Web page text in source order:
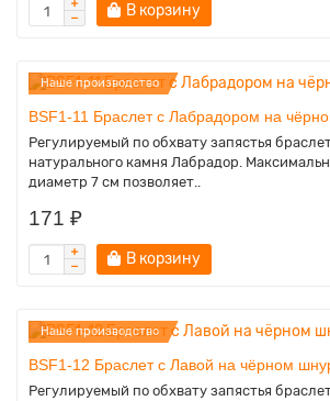
В корзину
Наше производство
BSF1-11 Браслет с Лабрадором на
Регулируемый по обхвату запястья
натурального камня Лабрадор.
диаметр 7 см позволяет..
171 ₽
В корзину
Наше производство
BSF1-12 Браслет с Лавой на чёрном
Регулируемый по обхвату запястья